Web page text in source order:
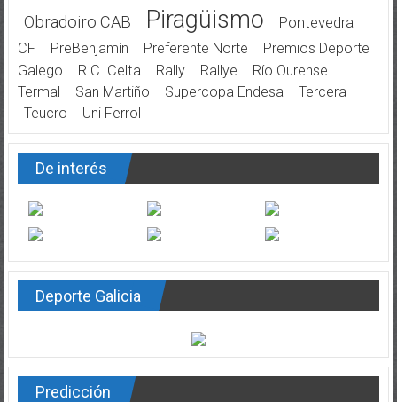
Obradoiro CAB Piragüismo
Pontevedra
CF
PreBenjamín Preferente Norte
Premios Deporte
Galego
R.C. Celta Rally Rallye
Río Ourense
Termal
San Martiño Supercopa Endesa
Tercera
Teucro
Uni Ferrol
De interés
Deporte Galicia
Predicción